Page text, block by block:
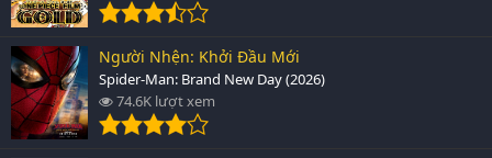
Người Nhện: Khởi Đầu Mới
Spider-Man: Brand New Day (2026)
74.6K lượt xem